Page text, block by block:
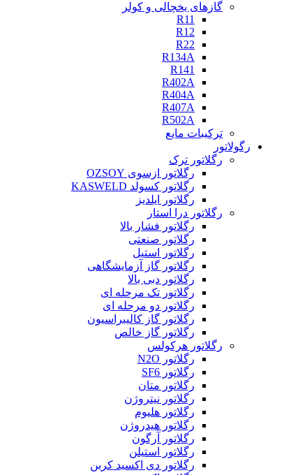
گازهای یخچالی و کولر
R11
R12
R22
R134A
R141
R402A
R404A
R407A
R502A
ترکیبات مایع
رگولاتور
رگلاتور ترک
رگلاتور ازسوی OZSOY
رگلاتور کسولد KASWELD
رگلاتور ایلدیز
رگلاتور درا استار
رگلاتور فشار بالا
رگلاتور صنعتی
رگلاتور استیل
رگلاتور گاز آزمایشگاهی
رگلاتور دبی بالا
رگلاتور تک مرحله ای
رگلاتور دو مرحله ای
رگلاتور گاز کالیبراسیون
رگلاتور گاز خالص
رگلاتور هرکولس
رگلاتور N2O
رگلاتور SF6
رگلاتور متان
رگلاتور نیتروژن
رگلاتور هلیوم
رگلاتور هیدروژن
رگلاتور آرگون
رگلاتور استیلن
رگلاتور دی اکسید کربن